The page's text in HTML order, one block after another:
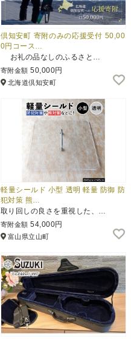
倶知安町 寄附のみの応援受付 50,00
0円コース…
お礼の品なしのふるさと…
寄附金額 50,000円
北海道倶知安町
軽量シールド 小型 透明 軽量 防御 防
犯対策 熊…
取り回しの良さを重視した、…
寄附金額 54,000円
富山県立山町